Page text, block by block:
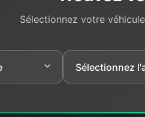
Sélectionnez votre